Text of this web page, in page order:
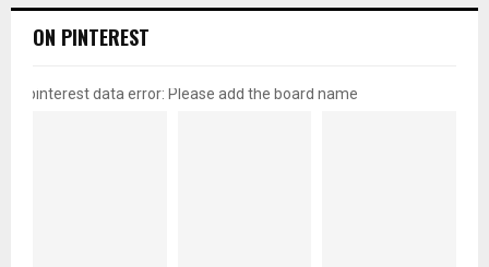
ON PINTEREST
pinterest data error: Please add the board name